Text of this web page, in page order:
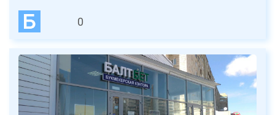
0